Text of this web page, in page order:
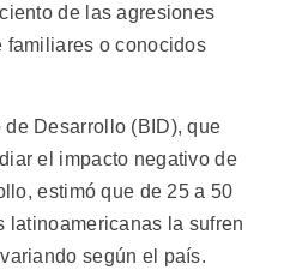
de las agresiones
familiares o conocidos
Desarrollo (BID), que
el impacto negativo de
estimó que de 25 a 50
latinoamericanas la sufren
según el país.